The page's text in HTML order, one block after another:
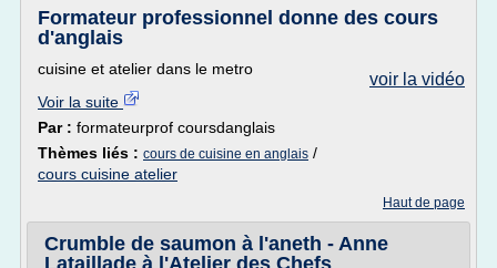
Formateur professionnel donne des cours
d'anglais
voir la vidéo
cuisine et atelier dans le metro
Voir la suite
Par : formateurprof coursdanglais
Thèmes liés : cours de cuisine en anglais /
cours cuisine atelier
Haut de page
Crumble de saumon à l'aneth - Anne
Lataillade à l'Atelier des Chefs